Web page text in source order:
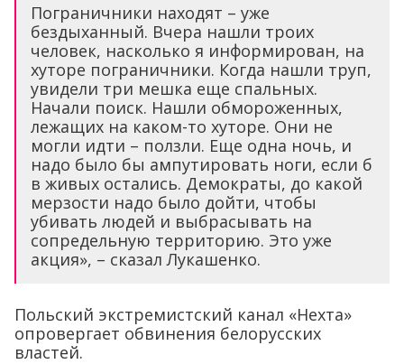
Пограничники находят – уже
бездыханный. Вчера нашли троих
человек, насколько я информирован, на
хуторе пограничники. Когда нашли труп,
увидели три мешка еще спальных.
Начали поиск. Нашли обмороженных,
лежащих на каком-то хуторе. Они не
могли идти – ползли. Еще одна ночь, и
надо было бы ампутировать ноги, если б
в живых остались. Демократы, до какой
мерзости надо было дойти, чтобы
убивать людей и выбрасывать на
сопредельную территорию. Это уже
акция», – сказал Лукашенко.
Польский экстремистский канал «Нехта»
опровергает обвинения белорусских
властей.